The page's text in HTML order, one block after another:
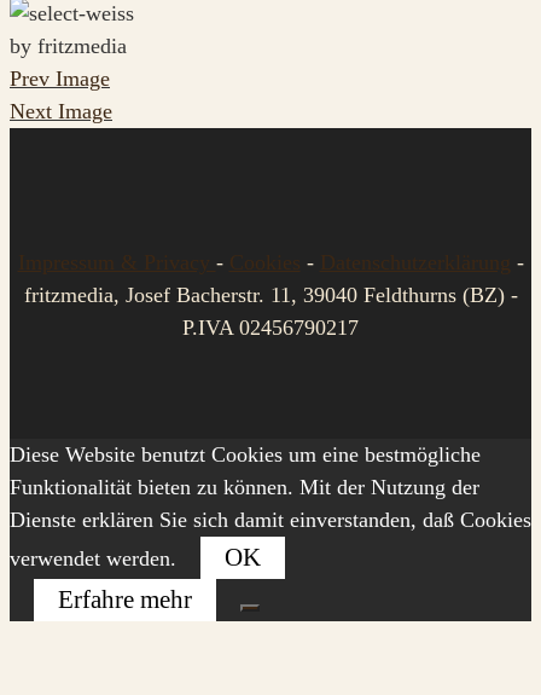
by fritzmedia
Prev Image
Next Image
Impressum & Privacy - Cookies - Datenschutzerklärung -
fritzmedia, Josef Bacherstr. 11, 39040 Feldthurns (BZ) -
P.IVA 02456790217
Diese Website benutzt Cookies um eine bestmögliche
Funktionalität bieten zu können. Mit der Nutzung der
Dienste erklären Sie sich damit einverstanden, daß Cookies
verwendet werden.
OK
Erfahre mehr